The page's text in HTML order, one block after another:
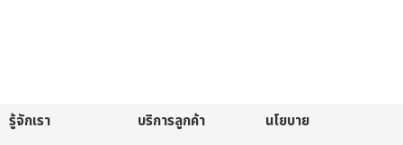
รู้จักเรา บริการลูกค้า นโยบาย